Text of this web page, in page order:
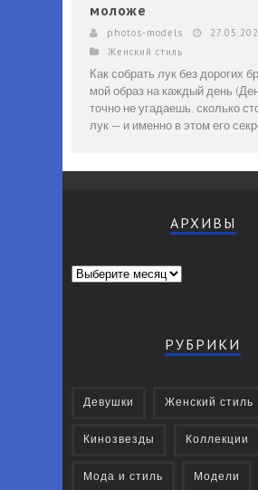
моложе
photos-models
Женский стиль
Как собрать лук без дорогих
мой образ на каждый день
точно не угадаешь, сколько
лук — и именно в этом его
АРХИВЫ
Архивы
РУБРИКИ
Девушки Женский стиль
Кинозвезды Коллекции
Мода и стиль Модели